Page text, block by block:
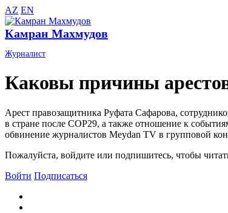
AZ EN
Камран Махмудов
Журналист
Каковы причины
Арест правозащитника Руфата Сафарова,
в стране после COP29, а также отношение к
обвинение журналистов Meydan TV в групповой
Пожалуйста, войдите или подпишитесь, чтобы
Войти Подписаться